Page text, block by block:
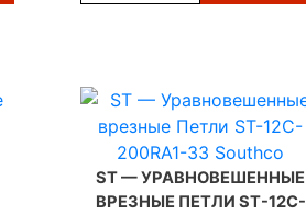
ST — УРАВНОВЕШЕННЫЕ
ВРЕЗНЫЕ ПЕТЛИ ST-12C-